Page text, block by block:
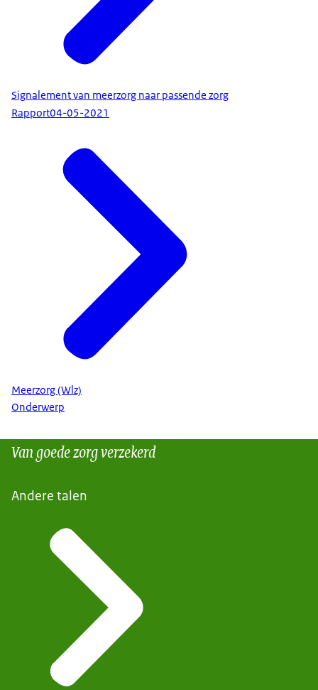
Signalement van meerzorg naar passende zorg
Rapport04-05-2021
Meerzorg (Wlz)
Onderwerp
Van goede zorg verzekerd
Andere talen